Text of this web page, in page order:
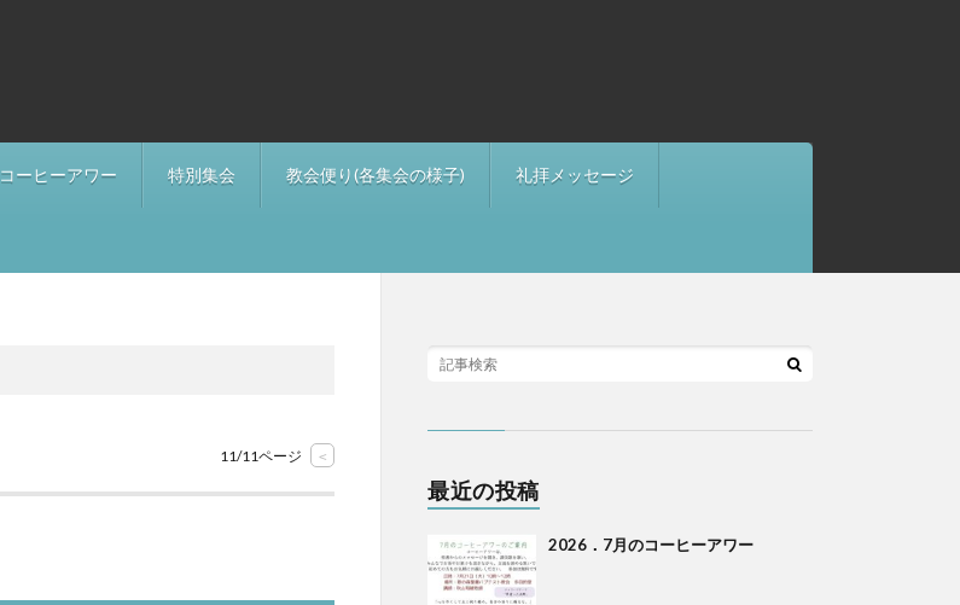
コーヒーアワー 特別集会 教会便り(各集会の様子) 礼拝メッセージ
11/11ページ <
最近の投稿
2026．7月のコーヒーアワー